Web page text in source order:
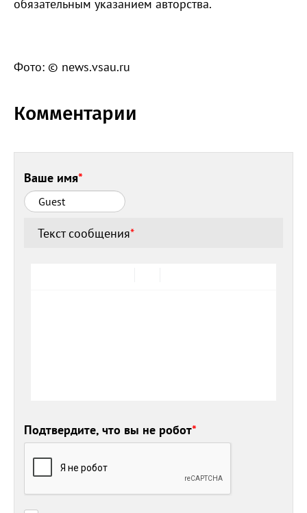
обязательным указанием авторства.
Фото: © news.vsau.ru
Комментарии
Ваше имя*
Текст сообщения*
Подтвердите, что вы не робот*